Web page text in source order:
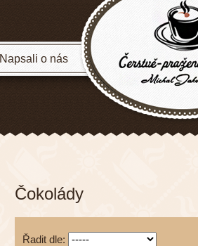
Napsali o nás
Čokolády
Řadit dle: